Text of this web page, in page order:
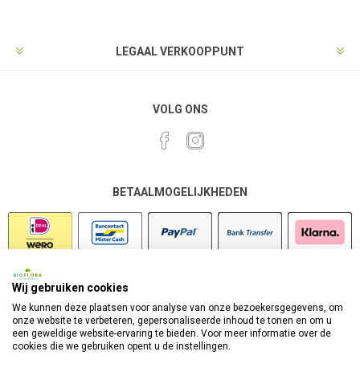
LEGAAL VERKOOPPUNT
VOLG ONS
BETAALMOGELIJKHEDEN
Wij gebruiken cookies
We kunnen deze plaatsen voor analyse van onze bezoekersgegevens, om
onze website te verbeteren, gepersonaliseerde inhoud te tonen en om u
een geweldige website-ervaring te bieden. Voor meer informatie over de
cookies die we gebruiken opent u de instellingen.